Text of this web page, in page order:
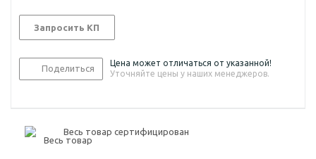
Запросить КП
Поделиться
Цена может отличаться от указанной!
Уточняйте цены у наших менеджеров.
Весь товар сертифицирован